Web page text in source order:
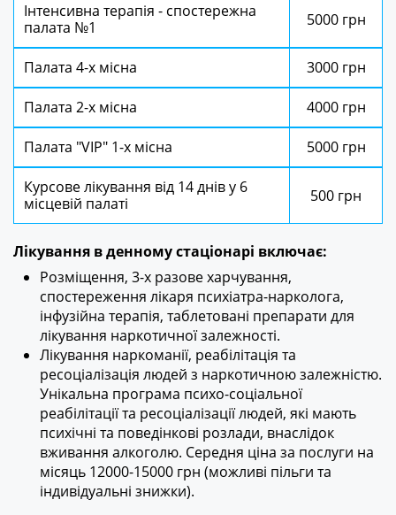
Інтенсивна терапія - спостережна
палата №1
5000 грн
Палата 4-х місна 3000 грн
Палата 2-х місна 4000 грн
Палата "VIP" 1-х місна 5000 грн
Курсове лікування від 14 днів у 6
місцевій палаті
500 грн
Лікування в денному стаціонарі включає:
Розміщення, 3-х разове харчування,
спостереження лікаря психіатра-нарколога,
інфузійна терапія, таблетовані препарати для
лікування наркотичної залежності.
Лікування наркоманії, реабілітація та
ресоціалізація людей з наркотичною залежністю.
Унікальна програма психо-соціальної
реабілітації та ресоціалізації людей, які мають
психічні та поведінкові розлади, внаслідок
вживання алкоголю. Середня ціна за послуги на
місяць 12000-15000 грн (можливі пільги та
індивідуальні знижки).